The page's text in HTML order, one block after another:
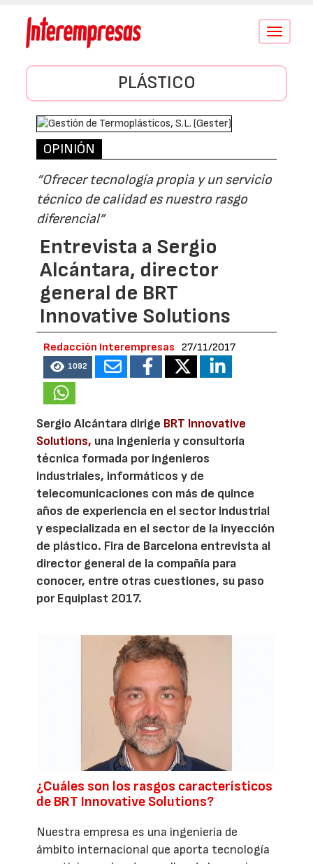
Conmutar
PLÁSTICO
OPINIÓN
“Ofrecer tecnología propia y un servicio
técnico de calidad es nuestro rasgo
diferencial”
Entrevista a Sergio
Alcántara, director
general de BRT
Innovative Solutions
Redacción Interempresas 27/11/2017
1092
Sergio Alcántara dirige BRT Innovative
Solutions, una ingeniería y consultoría
técnica formada por ingenieros
industriales, informáticos y de
telecomunicaciones con más de quince
años de experiencia en el sector industrial
y especializada en el sector de la inyección
de plástico. Fira de Barcelona entrevista al
director general de la compañía para
conocer, entre otras cuestiones, su paso
por Equiplast 2017.
¿Cuáles son los rasgos característicos
de BRT Innovative Solutions?
Nuestra empresa es una ingeniería de
ámbito internacional que aporta tecnología